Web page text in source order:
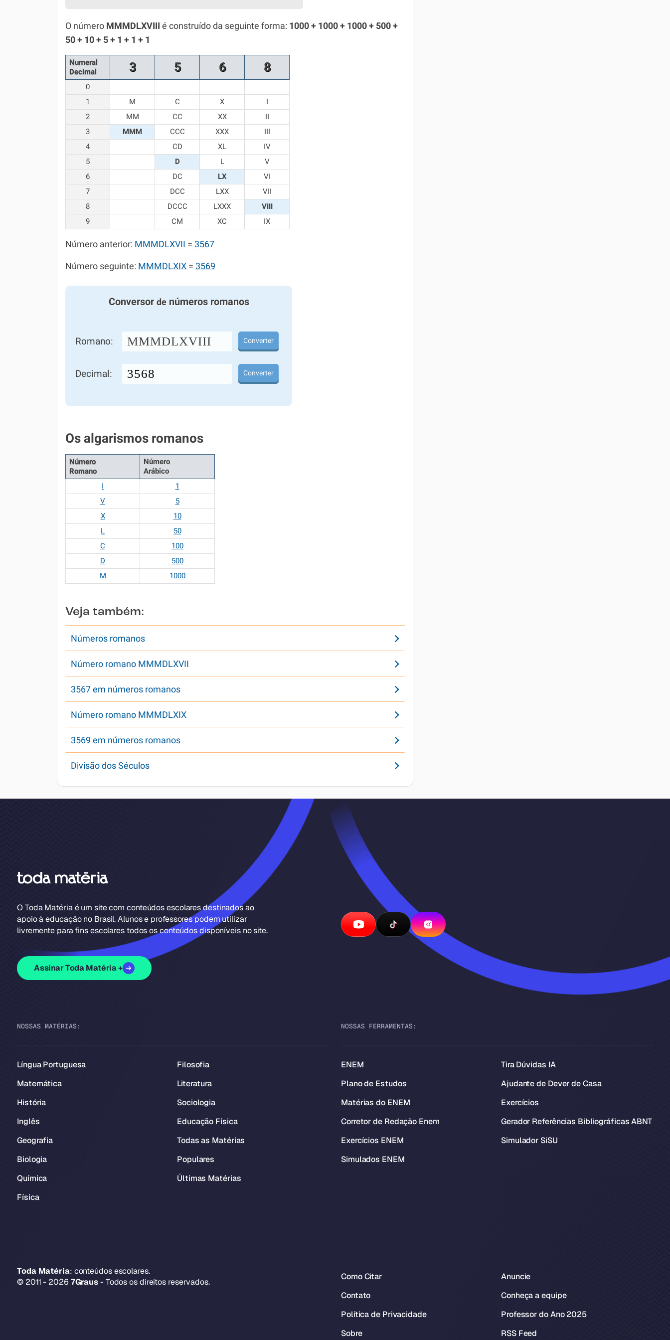
Química
Todos os Exercícios
O número MMMDLXVIII é construído da seguinte forma: 1000 + 1000 + 1000 + 500 +
50 + 10 + 5 + 1 + 1 + 1
Numeral
Decimal
3 5 6 8
0
1
M C X
I
2
MM CC XX
II
3
MMM CCC XXX
III
4
CD XL
IV
5
D L
V
6
DC LX
VI
7
DCC LXX
VII
8
DCCC LXXX
VIII
9
CM XC IX
Número anterior: MMMDLXVII = 3567
Número seguinte: MMMDLXIX = 3569
Conversor denúmeros romanos
Romano: MMMDLXVIII Converter
Decimal: Converter
Os algarismos romanos
Número
Romano
Número
Arábico
I
1
V
5
X
10
L
50
C
100
D
500
M
1000
Veja também:
Números romanos
Número romano MMMDLXVII
3567 em números romanos
Número romano MMMDLXIX
3569 em números romanos
Divisão dos Séculos
O Toda Matéria é um site com conteúdos escolares destinados ao
apoio à educação no Brasil. Alunos e professores podem utilizar
livremente para fins escolares todos os conteúdos disponíveis no site.
Assinar Toda Matéria +
NOSSAS MATÉRIAS:
Língua Portuguesa
Matemática
História
Inglês
Geografia
Biologia
Química
Física
Filosofia
Literatura
Sociologia
Educação Física
Todas as Matérias
Populares
Últimas Matérias
NOSSAS FERRAMENTAS:
ENEM
Plano de Estudos
Matérias do ENEM
Corretor de Redação Enem
Exercícios ENEM
Simulados ENEM
Tira Dúvidas IA
Ajudante de Dever de Casa
Exercícios
Gerador Referências Bibliográficas ABNT
Simulador SiSU
Toda Matéria: conteúdos escolares.
© 2011 - 2026 7Graus- Todos os direitos reservados.
Como Citar
Contato
Política de Privacidade
Sobre
Anuncie
Conheça a equipe
Professor do Ano 2025
RSS Feed